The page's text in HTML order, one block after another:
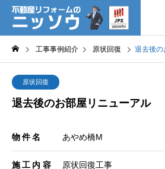
工事事例紹介 原状回復 退去後の
原状回復
退去後のお部屋リニューアル
物件名 あやめ橋M
施工内容 原状回復工事